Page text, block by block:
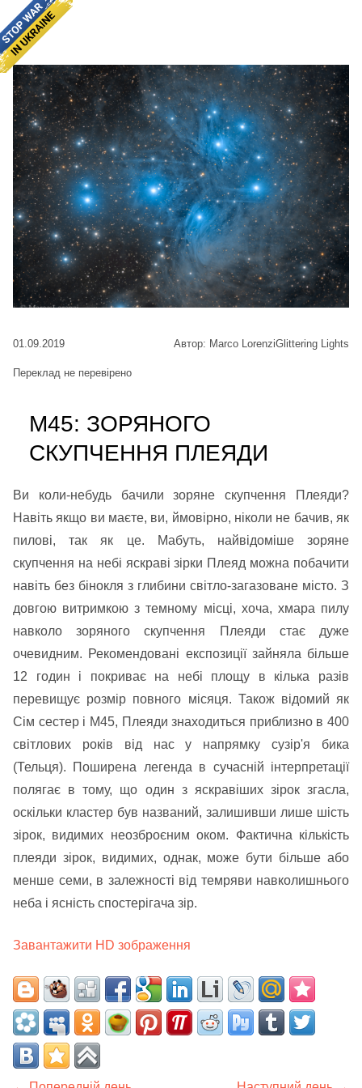
01.09.2019 Автор: Marco LorenziGlittering Lights
Переклад не перевірено
М45: ЗОРЯНОГО
СКУПЧЕННЯ ПЛЕЯДИ
Ви коли-небудь бачили зоряне скупчення Плеяди?
Навіть якщо ви маєте, ви, ймовірно, ніколи не бачив, як
пилові, так як це. Мабуть, найвідоміше зоряне
скупчення на небі яскраві зірки Плеяд можна побачити
навіть без бінокля з глибини світло-загазоване місто. З
довгою витримкою з темному місці, хоча, хмара пилу
навколо зоряного скупчення Плеяди стає дуже
очевидним. Рекомендовані експозиції зайняла більше
12 годин і покриває на небі площу в кілька разів
перевищує розмір повного місяця. Також відомий як
Сім сестер і М45, Плеяди знаходиться приблизно в 400
світлових років від нас у напрямку сузір'я бика
(Тельця). Поширена легенда в сучасній інтерпретації
полягає в тому, що один з яскравіших зірок згасла,
оскільки кластер був названий, залишивши лише шість
зірок, видимих неозброєним оком. Фактична кількість
плеяди зірок, видимих, однак, може бути більше або
менше семи, в залежності від темряви навколишнього
неба і ясність спостерігача зір.
Завантажити HD зображення